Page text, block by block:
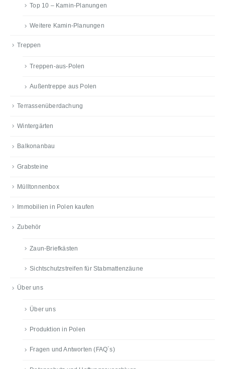
Top 10 – Kamin-Planungen
Weitere Kamin-Planungen
Treppen
Treppen-aus-Polen
Außentreppe aus Polen
Terrassenüberdachung
Wintergärten
Balkonanbau
Grabsteine
Mülltonnenbox
Immobilien in Polen kaufen
Zubehör
Zaun-Briefkästen
Sichtschutzstreifen für Stabmattenzäune
Über uns
Über uns
Produktion in Polen
Fragen und Antworten (FAQ´s)